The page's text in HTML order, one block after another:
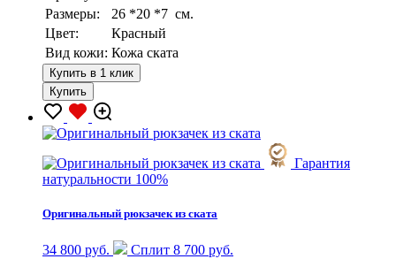
Размеры:
26 *20 *7 см.
Цвет:
Красный
Вид кожи: Кожа ската
Купить в 1 клик
Купить
Гарантия
натуральности 100%
Оригинальный рюкзачек из ската
34 800 руб.
Сплит 8 700 руб.